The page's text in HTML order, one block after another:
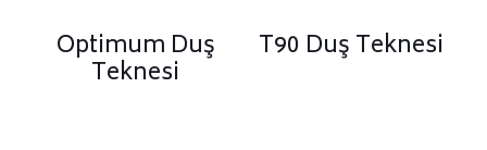
Optimum Duş
Teknesi
T90 Duş Teknesi